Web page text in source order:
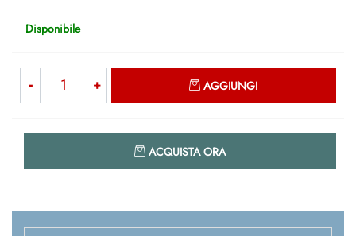
Disponibile
AGGIUNGI
ACQUISTA ORA